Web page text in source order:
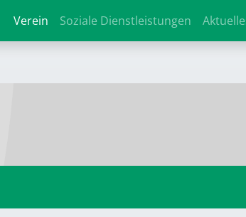
Verein Soziale Dienstleistungen